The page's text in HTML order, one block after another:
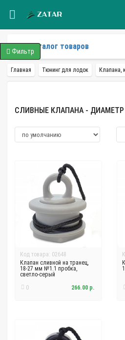
Каталог товаров
Главная Тюнинг для лодок Клапана,
СЛИВНЫЕ КЛАПАНА -
Код товара: 02648
Клапан сливной на транец,
18-27 мм №1.1 пробка,
светло-серый
0
266.00 р.
Фильтр